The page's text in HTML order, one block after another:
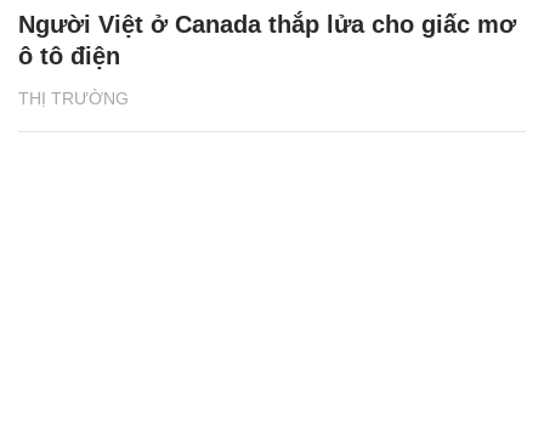
THỊ TRƯỜNG
Người Việt ở Canada thắp lửa cho giấc mơ
ô tô điện